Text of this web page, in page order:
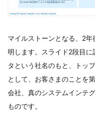
マイルストーンとなる、2
明します。スライド2段目
タという社名のもと、トッ
として、お客さまのことを
会社、真のシステムインテ
ものです。